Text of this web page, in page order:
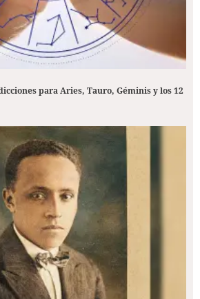
para Aries, Tauro, Géminis y los 12